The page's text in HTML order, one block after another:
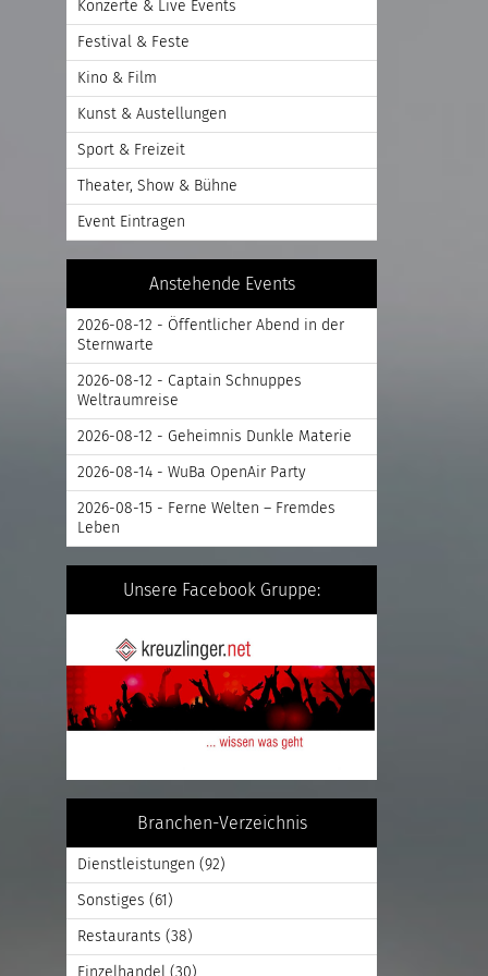
Konzerte & Live Events
Festival & Feste
Kino & Film
Kunst & Austellungen
Sport & Freizeit
Theater, Show & Bühne
Event Eintragen
Anstehende Events
2026-08-12 - Öffentlicher Abend in der
Sternwarte
2026-08-12 - Captain Schnuppes
Weltraumreise
2026-08-12 - Geheimnis Dunkle Materie
2026-08-14 - WuBa OpenAir Party
2026-08-15 - Ferne Welten – Fremdes
Leben
Unsere Facebook Gruppe:
Branchen-Verzeichnis
Dienstleistungen (92)
Sonstiges (61)
Restaurants (38)
Einzelhandel (30)